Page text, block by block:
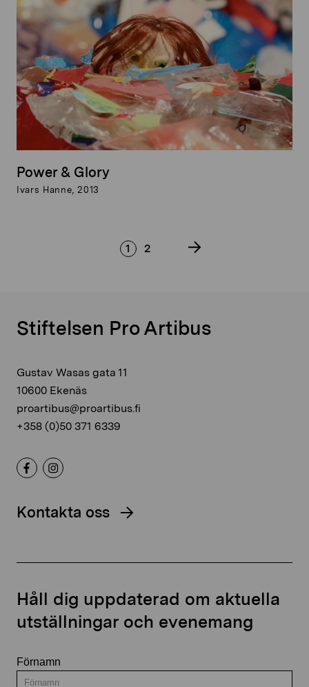
Power & Glory
Ivars Hanne, 2013
1 2
Stiftelsen Pro Artibus
Gustav Wasas gata 11
10600 Ekenäs
proartibus@proartibus.fi
+358 (0)50 371 6339
Kontakta oss
Håll dig uppdaterad om aktuella
utställningar och evenemang
Förnamn